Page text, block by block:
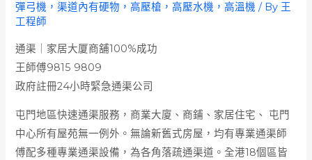
彈弓機，渠道內有硬物，高壓槍，高壓水機，高溫機 / By 王
工程師
通渠｜家居大厦商舖100%成功
王師傅9815 9809
政府註冊24小時緊急通渠公司
屯門地區快速通渠服務，商業大廈、商鋪、家居住宅、 屯門
中心所有屋苑無一例外。無論新舊式房屋，均有專業通渠師
傅配多種專業通渠設備，為各角落疏通渠道。全港18個區皆